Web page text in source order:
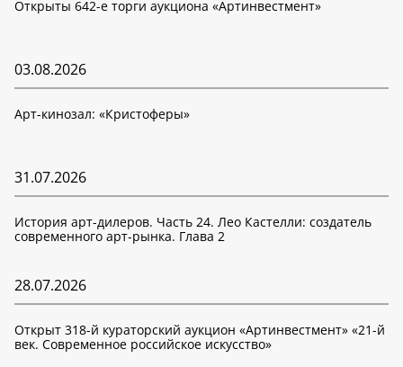
Открыты 642-е торги аукциона «Артинвестмент»
03.08.2026
Арт-кинозал: «Кристоферы»
31.07.2026
История арт-дилеров. Часть 24. Лео Кастелли: создатель
современного арт-рынка. Глава 2
28.07.2026
Открыт 318-й кураторский аукцион «Артинвестмент» «21-й
век. Современное российское искусство»